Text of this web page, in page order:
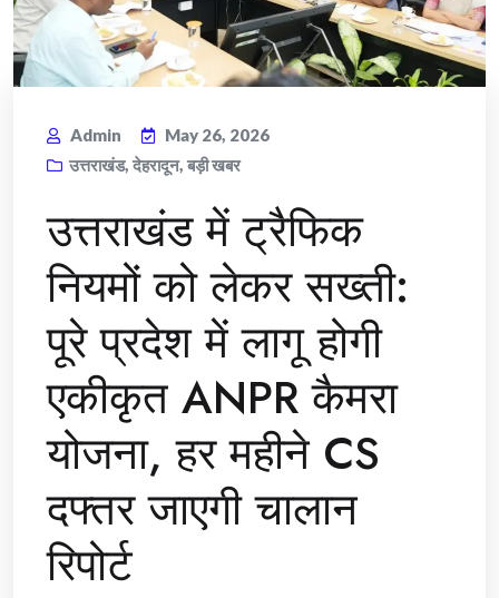
Admin
May 26, 2026
उत्तराखंड, देहरादून, बड़ी खबर
उत्तराखंड में ट्रैफिक
नियमों को लेकर सख्ती:
पूरे प्रदेश में लागू होगी
एकीकृत ANPR कैमरा
योजना, हर महीने CS
दफ्तर जाएगी चालान
रिपोर्ट